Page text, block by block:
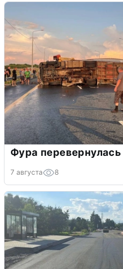
Фура
7 августа 8